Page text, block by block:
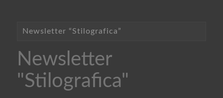
Newsletter “Stilografica”
Newsletter
"Stilografica"